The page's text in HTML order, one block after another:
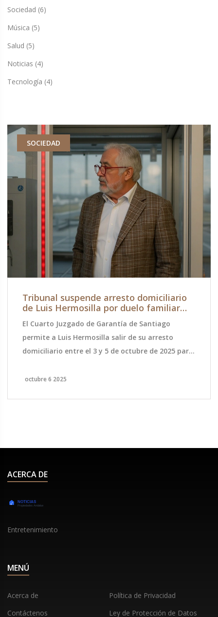
Sociedad (6)
Música (5)
Salud (5)
Noticias (4)
Tecnología (4)
SOCIEDAD
Tribunal suspende arresto domiciliario
de Luis Hermosilla por duelo familiar
El Cuarto Juzgado de Garantía de Santiago
permite a Luis Hermosilla salir de su arresto
domiciliario entre el 3 y 5 de octubre de 2025 para
su padre.
octubre 6 2025
ACERCA DE
Entretenimiento
MENÚ
Acerca de
Política de Privacidad
Contáctenos
Ley de Protección de Datos